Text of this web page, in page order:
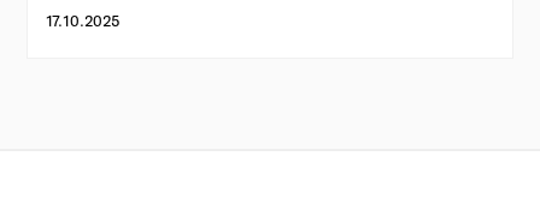
17.10.2025